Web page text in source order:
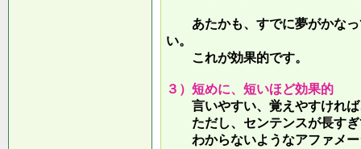
あたかも、すでに夢がかなっ
い。
これが効果的です。
３）短めに、短いほど効果的
言いやすい、覚えやすければ
ただし、センテンスが長すぎ
わからないようなアファメー